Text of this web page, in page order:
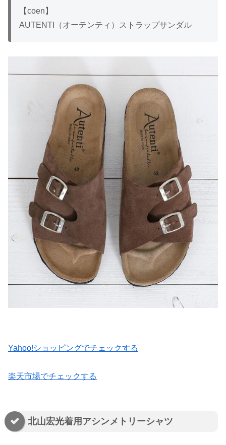
【coen】
AUTENTI（オーテンティ）ストラップサンダル
Yahoo!ショッピングでチェックする
楽天市場でチェックする
北山宏光着用アシンメトリーシャツ